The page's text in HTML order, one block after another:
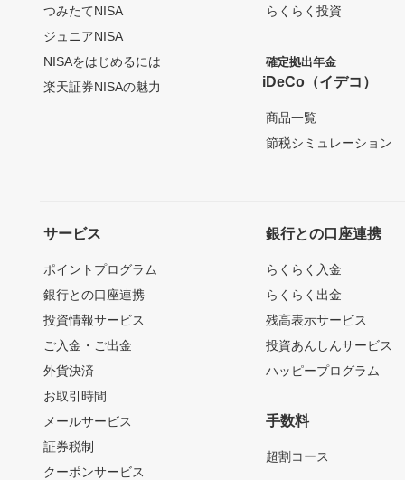
つみたてNISA
ジュニアNISA
NISAをはじめるには
楽天証券NISAの魅力
らくらく投資
確定拠出年金
iDeCo（イデコ）
商品一覧
節税シミュレーション
サービス
ポイントプログラム
銀行との口座連携
投資情報サービス
ご入金・ご出金
外貨決済
お取引時間
メールサービス
証券税制
クーポンサービス
銀行との口座連携
らくらく入金
らくらく出金
残高表示サービス
投資あんしんサービス
ハッピープログラム
手数料
超割コース